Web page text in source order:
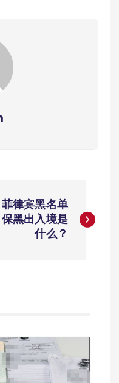
菲律宾黑名单
保黑出入境是
什么？